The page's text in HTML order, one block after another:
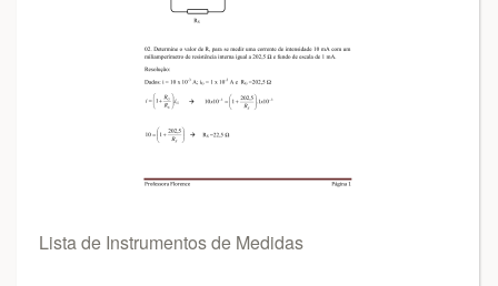
Lista de Instrumentos de Medidas